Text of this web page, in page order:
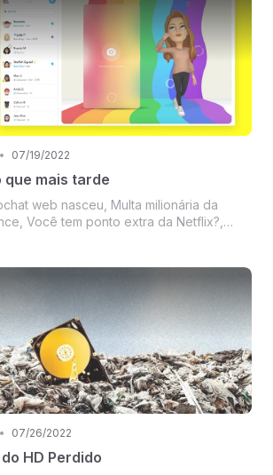
• 07/19/2022
mais tarde
web nasceu, Multa milionária da
Você tem ponto extra da Netflix?,
• 07/26/2022
HD Perdido